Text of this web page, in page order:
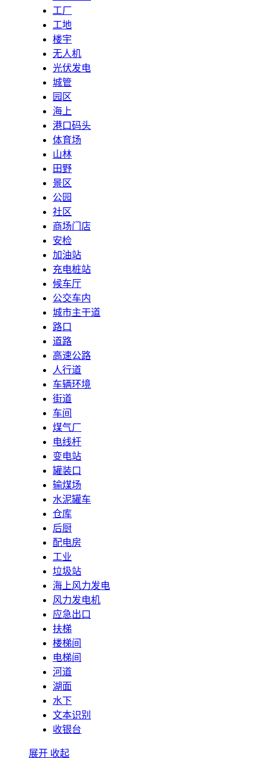
工厂
工地
楼宇
无人机
光伏发电
城管
园区
海上
港口码头
体育场
山林
田野
景区
公园
社区
商场门店
安检
加油站
充电桩站
候车厅
公交车内
城市主干道
路口
道路
高速公路
人行道
车辆环境
街道
车间
煤气厂
电线杆
变电站
罐装口
输煤场
水泥罐车
仓库
后厨
配电房
工业
垃圾站
海上风力发电
风力发电机
应急出口
扶梯
楼梯间
电梯间
河道
湖面
水下
文本识别
收银台
展开 收起